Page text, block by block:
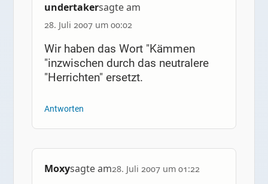
undertakersagte am
28. Juli 2007 um 00:02
Wir haben das Wort "Kämmen
"inzwischen durch das neutralere
"Herrichten" ersetzt.
Antworten
Moxysagte am28. Juli 2007 um 01:22